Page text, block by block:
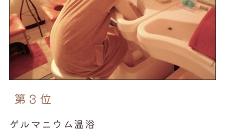
第３位
ゲルマニウム温浴